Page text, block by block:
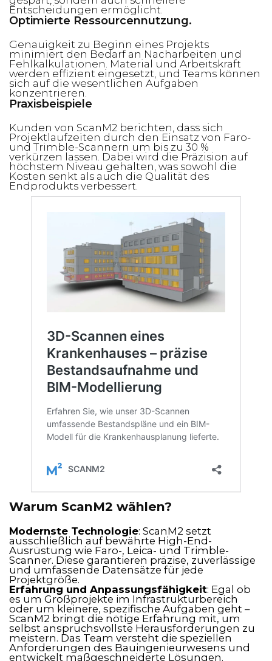
Entscheidungen ermöglicht.
Optimierte Ressourcennutzung.
Genauigkeit zu Beginn eines Projekts
minimiert den Bedarf an Nacharbeiten und
Fehlkalkulationen. Material und Arbeitskraft
werden effizient eingesetzt, und Teams können
sich auf die wesentlichen Aufgaben
konzentrieren.
Praxisbeispiele
Kunden von ScanM2 berichten, dass sich
Projektlaufzeiten durch den Einsatz von Faro-
und Trimble-Scannern um bis zu 30 %
verkürzen lassen. Dabei wird die Präzision auf
höchstem Niveau gehalten, was sowohl die
Kosten senkt als auch die Qualität des
Endprodukts verbessert.
Warum ScanM2 wählen?
Modernste Technologie: ScanM2 setzt
ausschließlich auf bewährte High-End-
Ausrüstung wie Faro-, Leica- und Trimble-
Scanner. Diese garantieren präzise, zuverlässige
und umfassende Datensätze für jede
Projektgröße.
Erfahrung und Anpassungsfähigkeit: Egal ob
es um Großprojekte im Infrastrukturbereich
oder um kleinere, spezifische Aufgaben geht –
ScanM2 bringt die nötige Erfahrung mit, um
selbst anspruchsvollste Herausforderungen zu
meistern. Das Team versteht die speziellen
Anforderungen des Bauingenieurwesens und
entwickelt maßgeschneiderte Lösungen.